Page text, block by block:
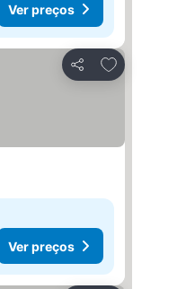
Ver preços
Partilhar
Adicionar
Ver preços